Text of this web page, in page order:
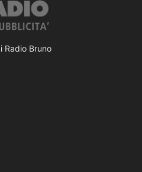
Radio Bruno